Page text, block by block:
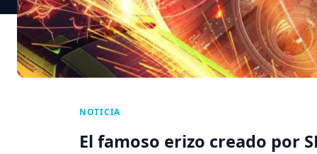
NOTICIA
El famoso erizo creado por